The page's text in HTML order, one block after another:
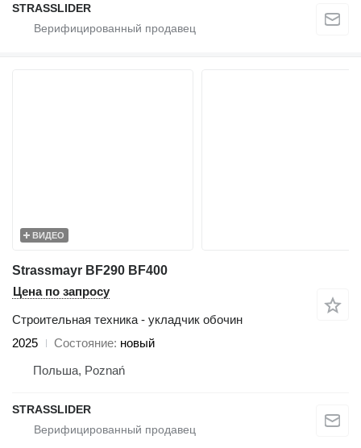
STRASSLIDER
ВИДЕО
Strassmayr BF290 BF400
Цена по запросу
Строительная техника - укладчик обочин
2025
Состояние новый
Польша, Poznań
STRASSLIDER